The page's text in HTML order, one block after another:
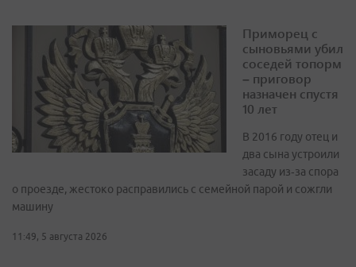
Приморец с
сыновьями убил
соседей топорм
– приговор
назначен спустя
10 лет
В 2016 году отец и
два сына устроили
засаду из‑за спора
о проезде, жестоко расправились с семейной парой и сожгли
машину
11:49, 5 августа 2026